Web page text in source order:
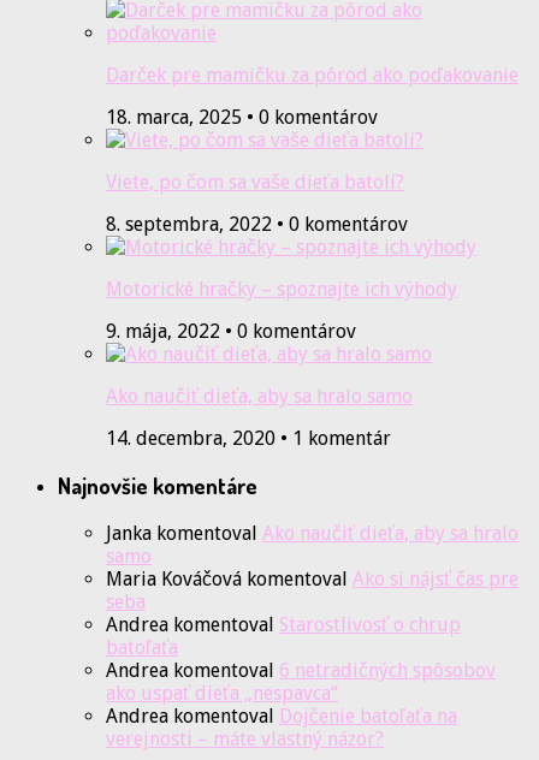
Darček pre mamičku za pôrod ako poďakovanie
18. marca, 2025 • 0 komentárov
Viete, po čom sa vaše dieťa batolí?
8. septembra, 2022 • 0 komentárov
Motorické hračky – spoznajte ich výhody
9. mája, 2022 • 0 komentárov
Ako naučiť dieťa, aby sa hralo samo
14. decembra, 2020 • 1 komentár
Najnovšie komentáre
Janka komentoval Ako naučiť dieťa, aby sa hralo
samo
Maria Kováčová komentoval Ako si nájsť čas pre
seba
Andrea komentoval Starostlivosť o chrup
batoľaťa
Andrea komentoval 6 netradičných spôsobov
ako uspať dieťa „nespavca“
Andrea komentoval
Dojčenie batoľaťa na
verejnosti – máte vlastný názor?